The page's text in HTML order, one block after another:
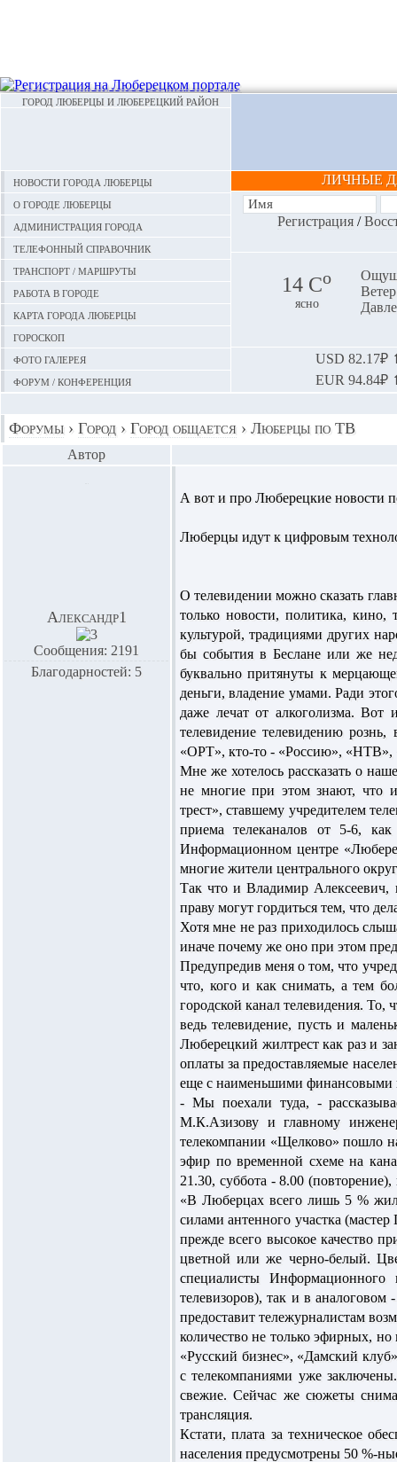
ГОРОД ЛЮБЕРЦЫ И ЛЮБЕРЕЦКИЙ РАЙОН
Новости города Люберцы
О городе Люберцы
Администрация города
Телефонный справочник
Транспорт / маршруты
Работа в городе
Карта города Люберцы
Гороскоп
Фото галерея
Форум / конференция
ЛИЧНЫЕ
Регистрация/
14 Сo
ясно
USD 82.17₽
EUR 94.84₽
Форумы › Город › Город общается › Люберцы по ТВ
Автор
Александр1
Сообщения: 2191
Благодарностей: 5
А вот и про Люберецкие новости
Люберцы идут к цифровым
О телевидении можно сказать
только новости, политика, кино,
культурой, традициями других
бы события в Беслане или же
буквально притянуты к
деньги, владение умами. Ради
даже лечат от алкоголизма.
телевидение телевидению
«ОРТ», кто-то - «Россию», «НТВ»,
Мне же хотелось рассказать о
не многие при этом знают, что
трест», ставшему учредителем
приема телеканалов от 5-6,
Информационном центре
многие жители центрального
Так что и Владимир Алексеевич,
праву могут гордиться тем, что
Хотя мне не раз приходилось
иначе почему же оно при этом
Предупредив меня о том, что
что, кого и как снимать, а тем
городской канал телевидения.
ведь телевидение, пусть и
Люберецкий жилтрест как раз и
оплаты за предоставляемые
еще с наименьшими финансовыми
- Мы поехали туда, -
М.К.Азизову и главному
телекомпании «Щелково» пошло
эфир по временной схеме на
21.30, суббота - 8.00
«В Люберцах всего лишь 5 %
силами антенного участка
прежде всего высокое качество
цветной или же черно-белый.
специалисты Информационного
телевизоров), так и в
предоставит тележурналистам
количество не только эфирных,
«Русский бизнес», «Дамский
с телекомпаниями уже
свежие. Сейчас же сюжеты
трансляция.
Кстати, плата за техническое
населения предусмотрены 50 %-